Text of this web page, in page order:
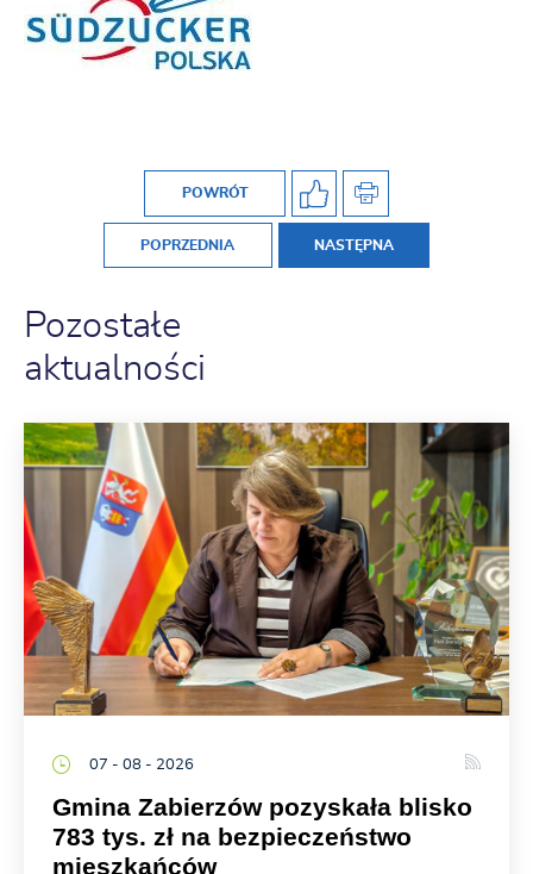
POWRÓT
POPRZEDNIA NASTĘPNA
Pozostałe
aktualności
07 - 08 - 2026
Gmina Zabierzów pozyskała blisko
783 tys. zł na bezpieczeństwo
mieszkańców